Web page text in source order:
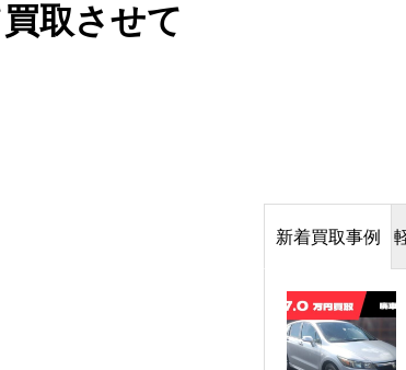
取させて
新着買取事例